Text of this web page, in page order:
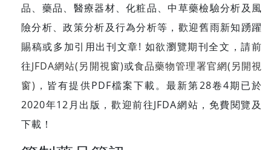
品、藥品、醫療器材、化粧品、中草藥檢驗分析及風
險分析、政策分析及行為分析等，歡迎舊雨新知踴躍
賜稿或多加引用出刊文章! 如欲瀏覽期刊全文，請前
往JFDA網站(另開視窗)或食品藥物管理署官網(另開視
窗) ，皆有提供PDF檔案下載。最新第28卷4期已於
2020年12月出版，歡迎前往JFDA網站，免費閱覽及
下載！